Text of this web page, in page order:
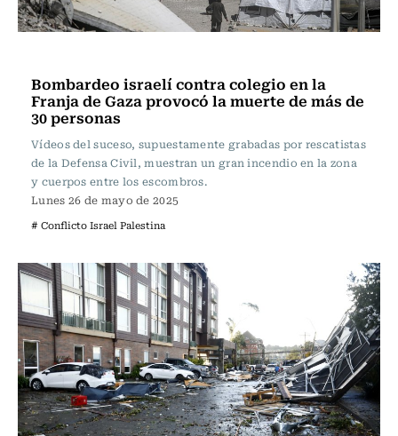
Bombardeo israelí contra colegio en la
Franja de Gaza provocó la muerte de más de
30 personas
Vídeos del suceso, supuestamente grabadas por rescatistas
de la Defensa Civil, muestran un gran incendio en la zona
y cuerpos entre los escombros.
Lunes 26 de mayo de 2025
# Conflicto Israel Palestina